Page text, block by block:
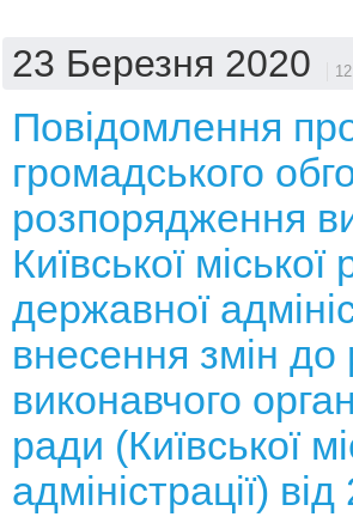
23 Березня 2020
Повідомлення
громадського
розпорядження
Київської міської
державної
внесення змін
виконавчого
ради (Київської
адміністрації)